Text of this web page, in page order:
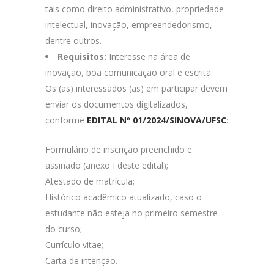
tais como direito administrativo, propriedade
intelectual, inovação, empreendedorismo,
dentre outros.
Requisitos: Interesse na área de
inovação, boa comunicação oral e escrita.
Os (as) interessados (as) em participar devem
enviar os documentos digitalizados,
conforme EDITAL Nº 01/2024/SINOVA/UFSC:
Formulário de inscrição preenchido e
assinado (anexo I deste edital);
Atestado de matrícula;
Histórico acadêmico atualizado, caso o
estudante não esteja no primeiro semestre
do curso;
Currículo vitae;
Carta de intenção.